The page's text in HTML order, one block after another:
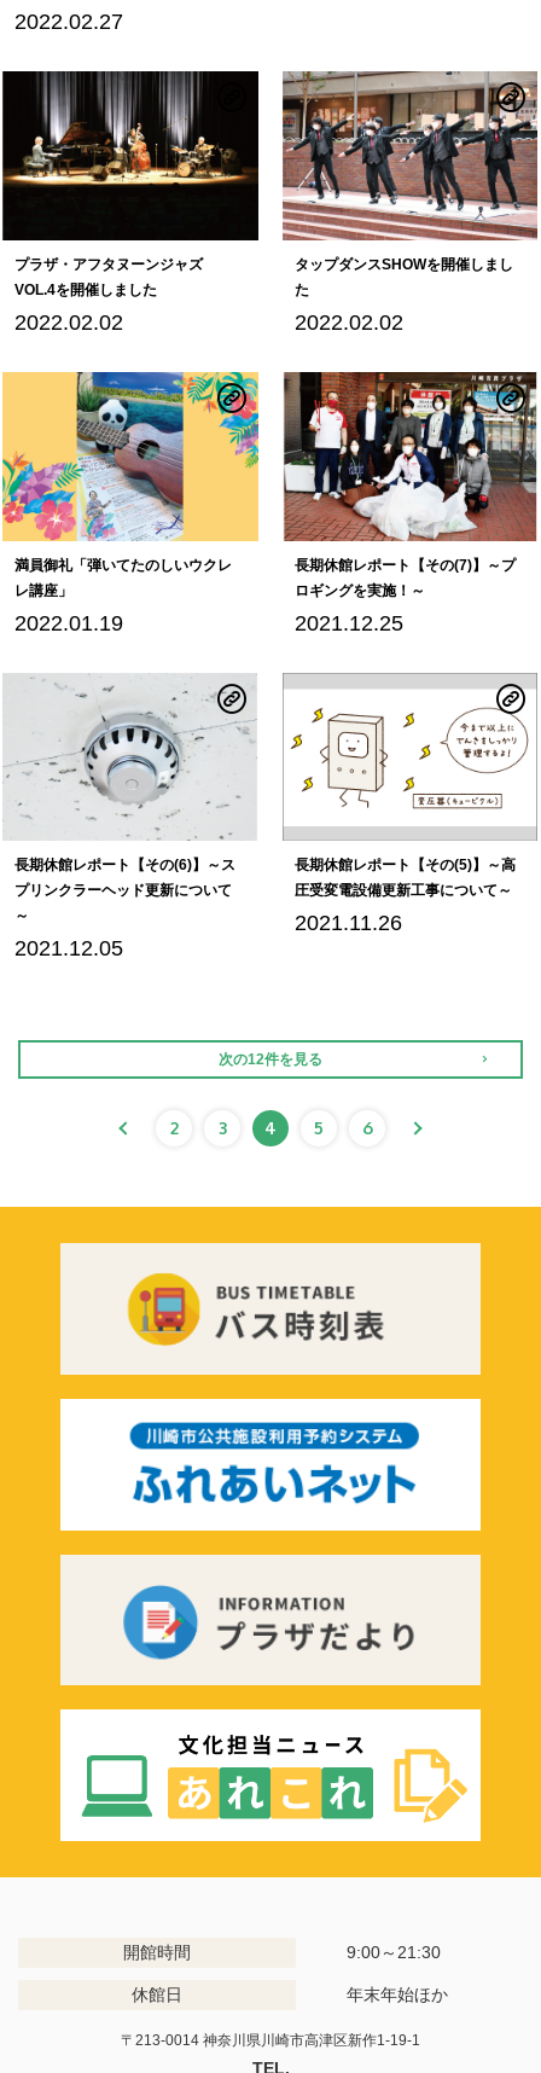
2022.02.27
プラザ・アフタヌーンジャズ
VOL.4を開催しました
2022.02.02
タップダンスSHOWを開催しまし
た
2022.02.02
満員御礼「弾いてたのしいウクレ
レ講座」
2022.01.19
長期休館レポート【その(7)】～プ
ロギングを実施！～
2021.12.25
長期休館レポート【その(6)】～ス
プリンクラーヘッド更新について
～
2021.12.05
長期休館レポート【その(5)】～高
圧受変電設備更新工事について～
2021.11.26
次の12件を見る
2 3 4 5 6
開館時間 9:00～21:30
休館日 年末年始ほか
〒213-0014 神奈川県川崎市高津区新作1-19-1
TEL.